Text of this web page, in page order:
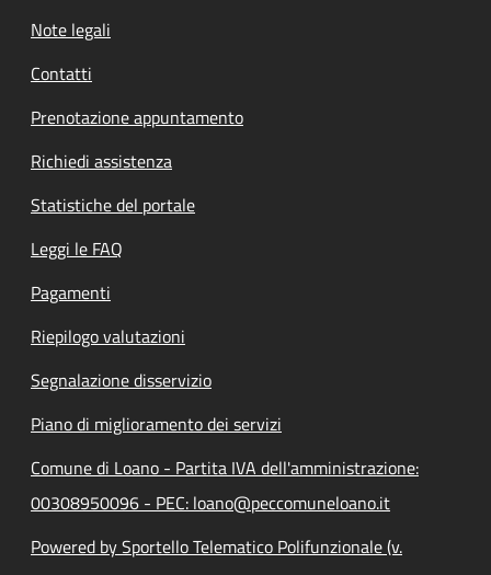
Note legali
Contatti
Prenotazione appuntamento
Richiedi assistenza
Statistiche del portale
Leggi le FAQ
Pagamenti
Riepilogo valutazioni
Segnalazione disservizio
Piano di miglioramento dei servizi
Comune di Loano - Partita IVA dell'amministrazione:
00308950096 - PEC: loano@peccomuneloano.it
Powered by Sportello Telematico Polifunzionale (v.